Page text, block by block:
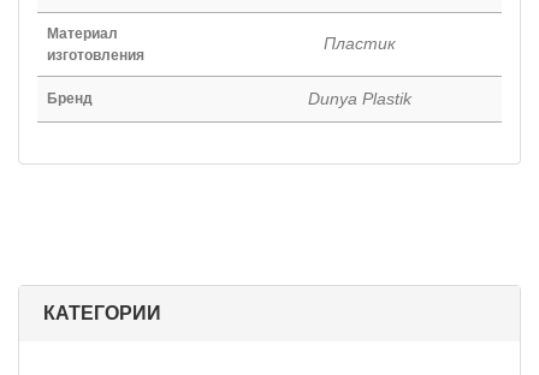
КАТЕГОРИИ
Материал
изготовления
Пластик
Бренд Dunya Plastik